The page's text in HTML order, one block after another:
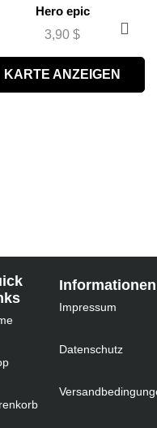
Hero epic
3,90 $
KARTE ANZEIGEN
Informationen
Impressum
Datenschutz